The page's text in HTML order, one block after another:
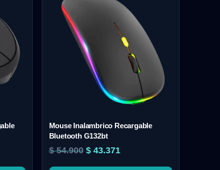
Mouse Inalambrico Recargable
Bluetooth G132bt
$54.900 $43.371